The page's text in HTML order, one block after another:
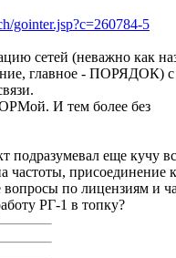
gointer.jsp?c=260784-5
сетей (неважно как
главное - ПОРЯДОК)
И тем более без
подразумевал еще кучу
частоты, присоединение к
по лицензиям и
РГ-1 в топку?